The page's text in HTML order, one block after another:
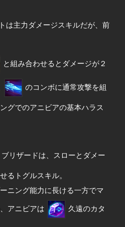
は主力ダメージスキルだが、前
と組み合わせるとダメージが２
のコンボに通常攻撃を組
グでのアニビアの基本ハラス
ブリザードは、スローとダメー
るトグルスキル。
ニング能力に長ける一方でマ
アニビアは 久遠のカタ